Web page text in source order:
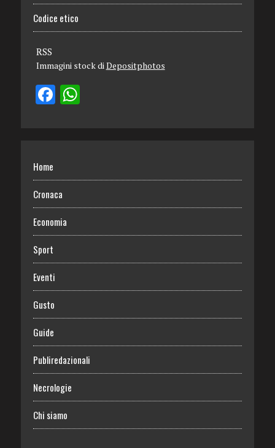
Codice etico
RSS
Immagini stock di Depositphotos
Home
Cronaca
Economia
Sport
Eventi
Gusto
Guide
Publiredazionali
Necrologie
Chi siamo